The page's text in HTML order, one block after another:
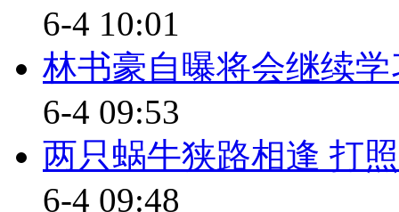
云南回应安宁炼油项目选址
【口播】谈到金钱与责任，规
以说对拉动地方经济肯定是好
市民对可能造成的环境污染产
房安置和子女就业问题。炼油项
负起什么样的责任呢？
6-4 10:01
林书豪自曝将会继续
6-4 09:53
两只蜗牛狭路相逢 打
6-4 09:48